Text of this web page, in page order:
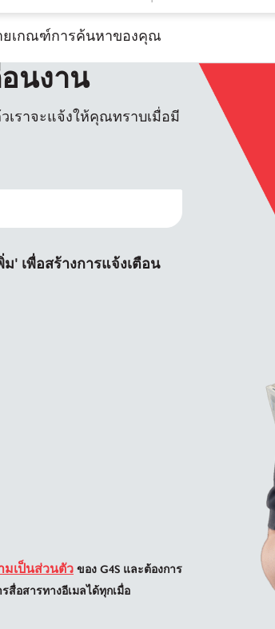
ยเกณฑ์การค้นหาของคุณ
นงาน
เราจะแจ้งให้คุณทราบเมื่อมี
' เพื่อสร้างการแจ้งเตือน
มเป็นส่วนตัว ของ G4S และต้องการ
สื่อสารทางอีเมลได้ทุกเมื่อ